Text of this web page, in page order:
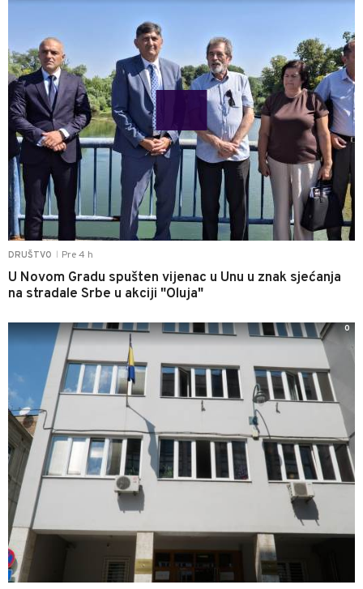
DRUŠTVO Pre 4 h
U Novom Gradu spušten vijenac u Unu u znak sjećanja
na stradale Srbe u akciji "Oluja"
0